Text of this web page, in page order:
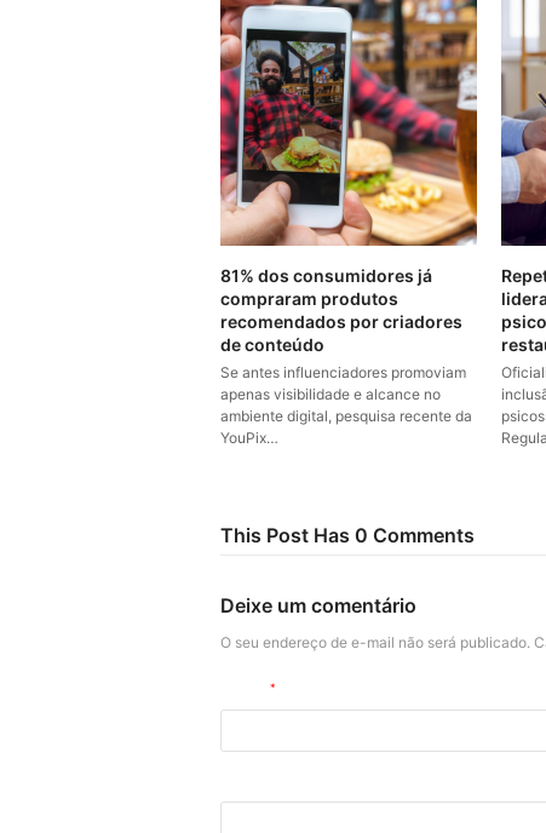
81% dos consumidores já
compraram produtos
recomendados por criadores
de conteúdo
Se antes influenciadores promoviam
apenas visibilidade e alcance no
ambiente digital, pesquisa recente da
YouPix…
This Post Has 0 Comments
Deixe um comentário
O seu endereço de e-mail não será publicado.
*